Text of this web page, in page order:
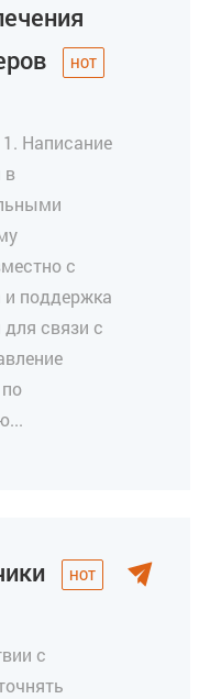
Написание
в
с
и поддержка
связи с
с
